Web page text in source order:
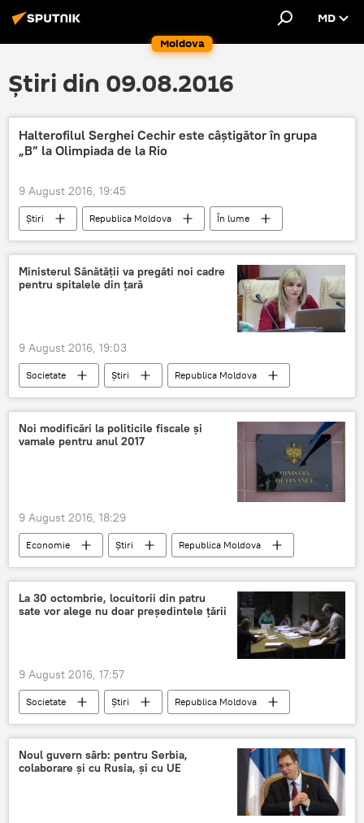
Moldova
MD
Știri din 09.08.2016
Halterofilul Serghei Cechir este câștigător în grupa
„B” la Olimpiada de la Rio
9 August 2016, 19:45
Știri Republica Moldova
În lume
Sport
Brazilia victorie
JO
competiție
halterofil
Ministerul Sănătății va pregăti noi cadre
pentru spitalele din țară
9 August 2016, 19:03
Societate Știri
Republica Moldova
Ruxanda Glavan
studii
medic rezident
Postuniversitare
Noi modificări la politicile fiscale și
vamale pentru anul 2017
9 August 2016, 18:29
Economie Știri
Republica Moldova
Ministerul Finanţelor
Serviciul Fiscal de Stat
FISC
lege proiect reforma
La 30 octombrie, locuitorii din patru
sate vor alege nu doar preşedintele ţării
9 August 2016, 17:57
Societate Știri
Republica Moldova
CEC
alegeri prezidenţiale
Moldova
alegeri locale
Alegeri prezidenţiale în Republica Moldova - 2020
Noul guvern sârb: pentru Serbia,
colaborare și cu Rusia, și cu UE